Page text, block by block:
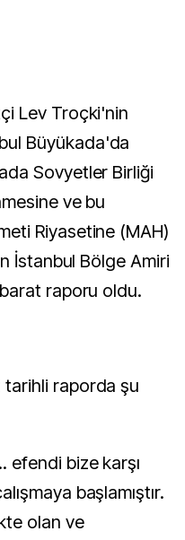
Lev Troçki'nin
Büyükada'da
Sovyetler Birliği
ve bu
Riyasetine (MAH)
İstanbul Bölge Amiri
raporu oldu.
tarihli raporda şu
efendi bize karşı
başlamıştır.
olan ve